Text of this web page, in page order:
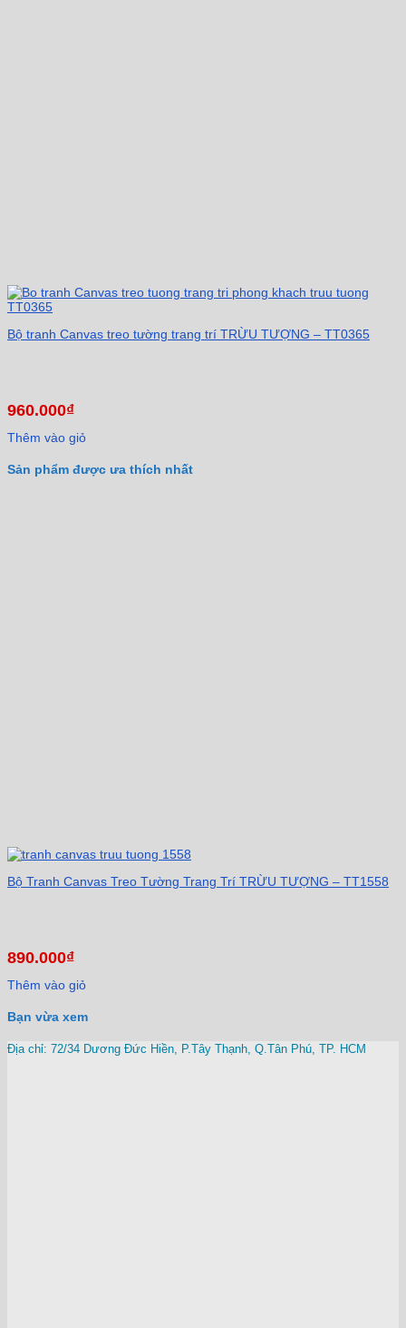
Bộ tranh Canvas treo tường trang trí TRỪU TƯỢNG – TT0365
960.000₫
Thêm vào giỏ
Sản phẩm được ưa thích nhất
Bộ Tranh Canvas Treo Tường Trang Trí TRỪU TƯỢNG – TT1558
890.000₫
Thêm vào giỏ
Bạn vừa xem
Địa chỉ: 72/34 Dương Đức Hiền, P.Tây Thạnh, Q.Tân Phú, TP. HCM